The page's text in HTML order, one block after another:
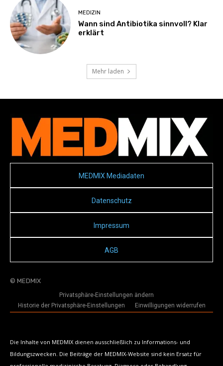
MEDIZIN
Wann sind Antibiotika sinnvoll? Klar
erklärt
Mehr laden
MEDMIX Mediadaten
Datenschutz
Impressum
AGB
© MEDMIX
Privatsphäre-Einstellungen ändern
Historie der Privatsphäre-Einstellungen
Einwilligungen widerrufen
Die Inhalte von MEDMIX dienen ausschließlich zu Informations- und
Bildungszwecken. Die Beiträge der MEDMIX-Website sind kein Ersatz für